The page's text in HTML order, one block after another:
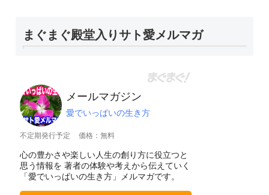
まぐまぐ殿堂入りサト愛メルマガ
メールマガジン
愛でいっぱいの生き方
不定期発行予定 価格：無料
心の豊かさや楽しい人生の創り方に役立つと
思う情報を 著者の体験や考えから伝えていく
「愛でいっぱいの生き方」メルマガです。